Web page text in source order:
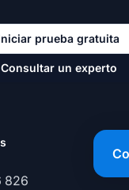
prueba gratuita
Consultar un experto
826